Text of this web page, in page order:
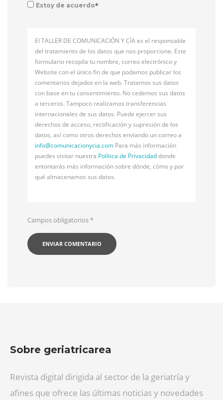
Estoy de acuerdo*
El TALLER DE COMUNICACIÓN Y CÍA es el responsable
del tratamiento de los datos que nos proporcione. Este
formulario recopila tu nombre, correo electrónico y
Website con el único fin de que podamos publicar los
comentarios dejados en la web. Tratamos sus datos
con base en tu consentimiento. No cedemos sus datos
a terceros. Tampoco realizamos transferencias
internacionales de sus datos. Puede ejercer sus
derechos de acceso, rectificación y supresión de los
datos, así como otros derechos enviando un correo a
info@comunicacionycia.com Para más información
puedes visitar nuestra Política de Privacidaddonde
entontarás más información sobre dónde, cómo y por
qué almacenamos sus datos.
Campos obligatorios*
Sobre geriatricarea
Revista digital dirigida al sector de la geriatría y
afines que ofrece las últimas noticias y novedades